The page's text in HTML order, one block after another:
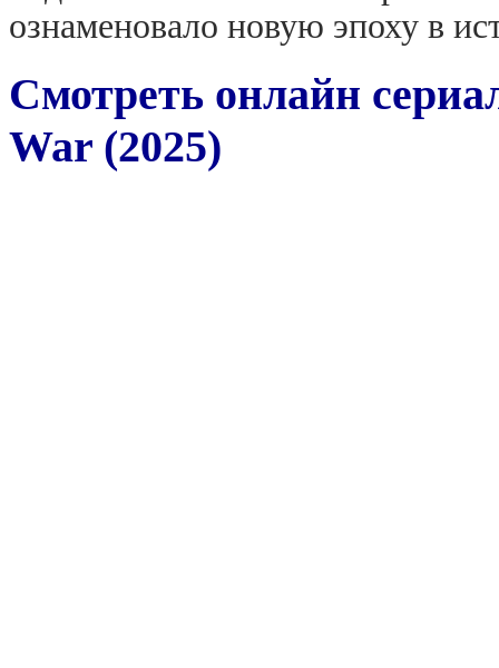
ознаменовало новую эпоху в
Смотреть онлайн
War (2025)